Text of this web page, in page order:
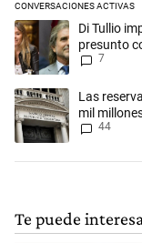
CONVERSACIONES ACTIVAS
Este listado muestra
Un artículo deDi Tullio
presunto
Tierras
7
Un artículo de
Las
mil
44